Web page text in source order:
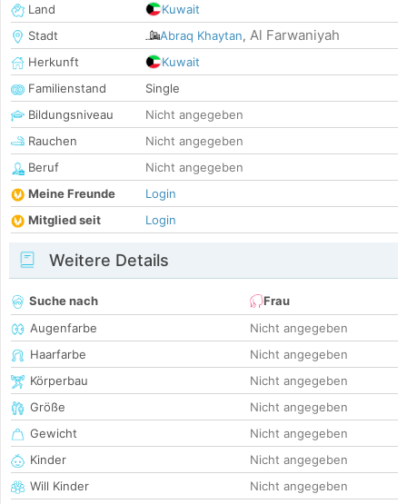
Land
Kuwait
Stadt
Abraq Khaytan, Al Farwaniyah
Herkunft
Kuwait
Familienstand
Single
Bildungsniveau
Nicht angegeben
Rauchen
Nicht angegeben
Beruf
Nicht angegeben
Meine Freunde
Login
Mitglied seit
Login
Weitere Details
Suche nach
Frau
Augenfarbe
Nicht angegeben
Haarfarbe
Nicht angegeben
Körperbau
Nicht angegeben
Größe
Nicht angegeben
Gewicht
Nicht angegeben
Kinder
Nicht angegeben
Will Kinder
Nicht angegeben